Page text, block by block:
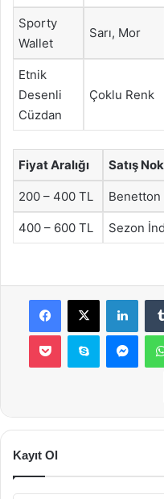
Sporty
Wallet
Sarı, Mor
Etnik
Desenli
Cüzdan
Çoklu Renk
Fiyat Aralığı Satış
200 – 400 TL Benetton
400 – 600 TL Sezon
Facebook
X
Pocket Skype
Kayıt Ol